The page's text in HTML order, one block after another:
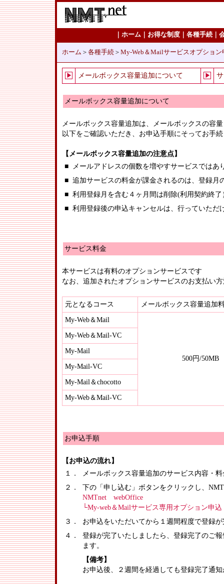
ホーム お得な制度 各種手続
ホーム ＞ 各種手続 ＞ My-Web＆Mailサービスオプション
メールボックス容量追加について
メールボックス容量追加について
メールボックス容量追加は、メールボックスの容
以下をご確認いただき、お申込手順にそってお手
【メールボックス容量追加の注意点】
■
メールアドレスの個数を増やすサービスではあ
■ 追加サービスの料金が課金されるのは、登録月
■ 利用登録月を含む４ヶ月間は削除(利用契約終
■ 利用登録後の申込キャンセルは、行っていただ
サービス料金
本サービスは有料のオプションサービスです
なお、追加されたオプションサービスのお支払い
元となるコース メールボックス容量追加
My-Web＆Mail
500円/50MB
My-Web＆Mail-VC
My-Mail
My-Mail-VC
My-Mail＆chocotto
My-Web＆Mail-VC
お申込手順
【お申込の流れ】
１．
メールボックス容量追加のサービス内容・
２．
下の「申し込む」ボタンをクリックし、
NMTnet webOffice
└My-web＆Mailサービス専用オプション申
３．
お申込をいただいてから１週間程度で登録
４．
登録が完了いたしましたら、登録完了のご
ます。
【備考】
お申込後、２週間を経過しても登録完了通